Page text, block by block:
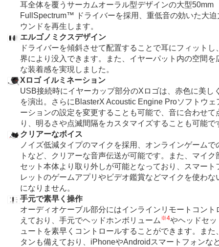
耳全体を覆うサーカムオーラル型デザインの大型50mm
FullSpectrum™ ドライバーを採用、重低音の効いた大迫
ウンドを再生します。
エルゴノミクスデザイン
ドライバーを傾斜させて配置することで耳にフィットし
界により没入できます。また、イヤーパット内の空間を
な装着感を実現しました。
Xロゴ イルミネーション
USB接続時にイヤーカップ部分のXロゴは、赤色に美し
を演出。さらにBlasterX Acoustic Engine Proソフトウェ
ーションの設定を変更することも可能で、音に合わせて
り、明るさや点滅間隔をカスタマイズすることも可能で
クリアーなボイス
ノイズ低減タイプのマイクを採用、オンラインゲームで
トなど、クリアーな音声伝送が可能です。また、マイク
セット本体より取り外しが可能となっており、スマート
レットのゲームアプリやビデオ鑑賞などマイクを使わな
になりません。
手元で素早く操作
オーディオケーブル部分にはインラインリモートコント
えており、手元でヘッドホンボリューム※4やヘッドセ
ュートを素早くコントロールすることができます。また
タンも備えており、iPhoneやAndroidスマートフォンな